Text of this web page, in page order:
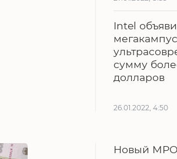
Intel
сумму
долларов
26.01.2022, 4:50
Новый